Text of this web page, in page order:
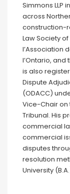
Simmons LLP
across
construction-
Law Society
l’Association
l’Ontario, and
is also
Dispute
(ODACC)
Vice-Chair on
Tribunal. His
commercial
commercial
disputes
resolution
University